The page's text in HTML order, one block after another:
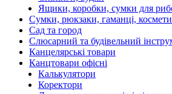
Ящики, коробки, сумки для
Сумки, рюкзаки, гаманці,
Сад та город
Слюсарний та будівельний
Канцелярські товари
Канцтовари офісні
Калькулятори
Коректори